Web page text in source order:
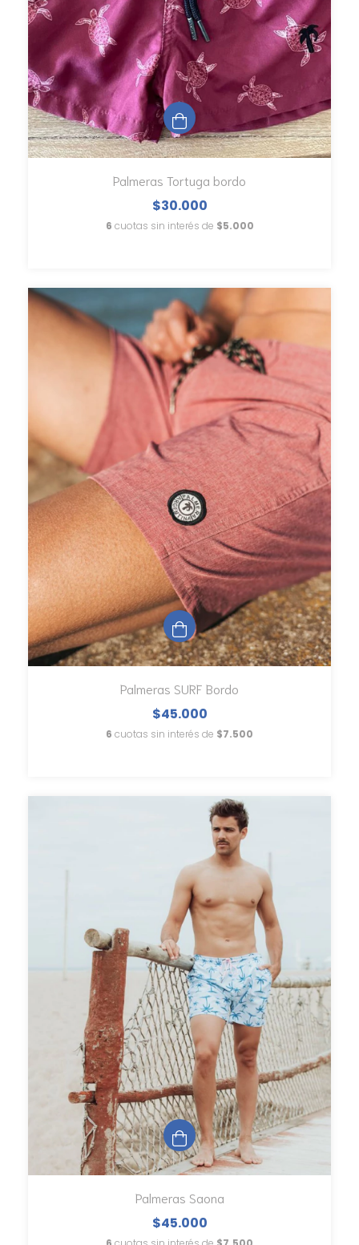
Palmeras Tortuga bordo
$30.000
6 cuotas sin interés de $5.000
Palmeras SURF Bordo
$45.000
6 cuotas sin interés de $7.500
Palmeras Saona
$45.000